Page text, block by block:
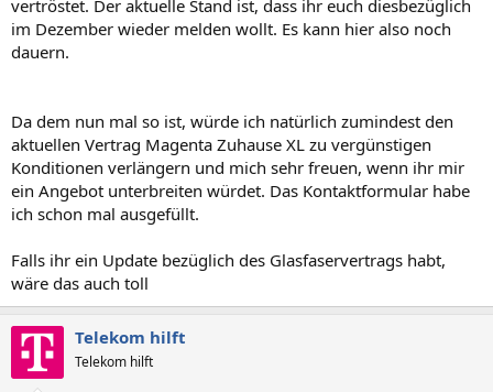
vertröstet. Der aktuelle Stand ist, dass ihr euch diesbezüglich
im Dezember wieder melden wollt. Es kann hier also noch
dauern.
Da dem nun mal so ist, würde ich natürlich zumindest den
aktuellen Vertrag Magenta Zuhause XL zu vergünstigen
Konditionen verlängern und mich sehr freuen, wenn ihr mir
ein Angebot unterbreiten würdet. Das Kontaktformular habe
ich schon mal ausgefüllt.
Falls ihr ein Update bezüglich des Glasfaservertrags habt,
wäre das auch toll
Telekom hilft
Telekom hilft